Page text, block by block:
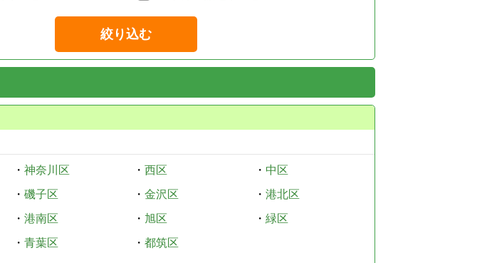
絞り込む
・ 神奈川区 ・ 西区 ・ 中区
・ 磯子区 ・ 金沢区 ・ 港北区
・ 港南区 ・ 旭区 ・ 緑区
・ 青葉区 ・ 都筑区